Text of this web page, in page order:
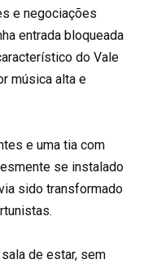
e negociações
entrada bloqueada
do Vale
música alta e
e uma tia com
se instalado
sido transformado
sala de estar, sem